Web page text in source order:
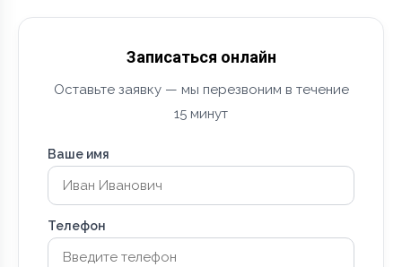
Записаться онлайн
Оставьте заявку — мы перезвоним в течение
15 минут
Ваше имя
Телефон